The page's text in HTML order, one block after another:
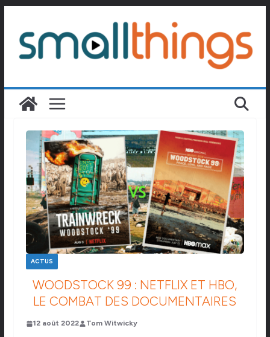
contenu
ACTUS
WOODSTOCK 99 : NETFLIX ET HBO,
LE COMBAT DES DOCUMENTAIRES
12 août 2022 Tom Witwicky